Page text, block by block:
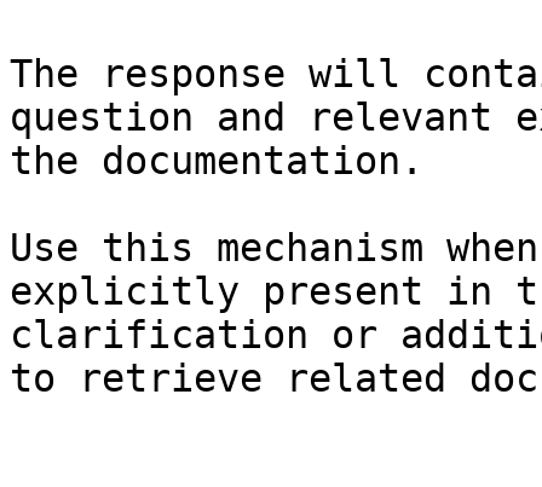
The response will
question and relevant
the documentation.
Use this mechanism
explicitly present in
clarification or